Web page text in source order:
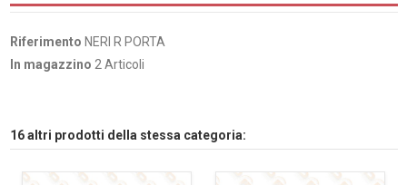
Riferimento NERI R PORTA
In magazzino 2 Articoli
16 altri prodotti della stessa categoria: